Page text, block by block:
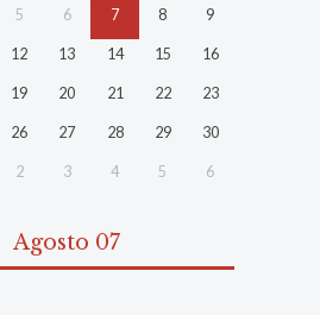
5 6 7 8 9
12 13 14 15 16
19 20 21 22 23
26 27 28 29 30
2 3 4 5 6
Agosto 07